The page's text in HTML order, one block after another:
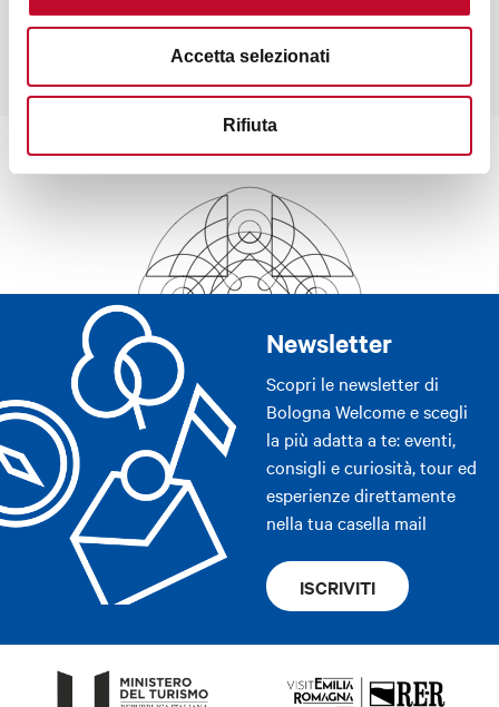
Accetta selezionati
Rifiuta
Quaderno A5 è Bologna
Newsletter
Scopri le newsletter di
Bologna Welcome e scegli
la più adatta a te: eventi,
consigli e curiosità, tour ed
esperienze direttamente
nella tua casella mail
ISCRIVITI